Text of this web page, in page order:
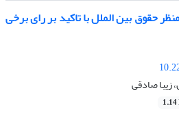
حقوق بین الملل با تاکید بر رای برخی
زیبا صادقی